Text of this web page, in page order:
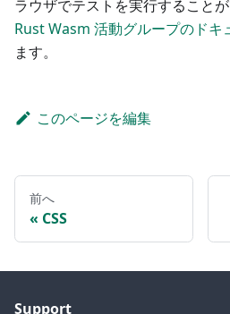
ラウザでテストを実行することが
Rust Wasm 活動グループのドキ
ます。
このページを編集
前へ
CSS
Support